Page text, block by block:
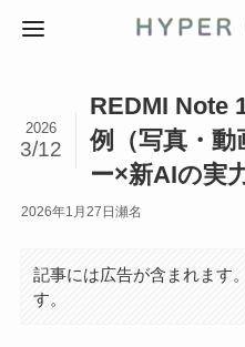
REDMI Note
例（写真・
ー×新AIの実
2026
3/12
2026年1月27日 瀬名
記事には広告が含まれます
す。